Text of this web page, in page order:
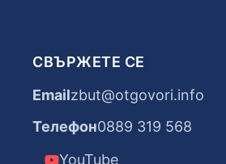
СВЪРЖЕТЕ СЕ
Emailzbut@otgovori.info
Телефон0889 319 568
YouTube